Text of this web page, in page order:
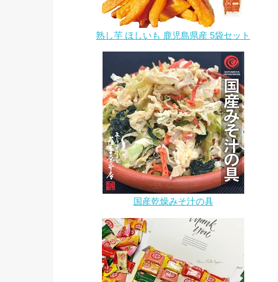
熟し芋 ほしいも 鹿児島県産 5袋セット
国産乾燥みそ汁の具